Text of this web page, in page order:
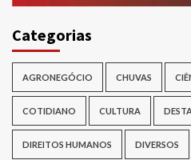
Categorias
AGRONEGÓCIO CHUVAS
COTIDIANO CULTURA
DIREITOS HUMANOS DIVERSOS